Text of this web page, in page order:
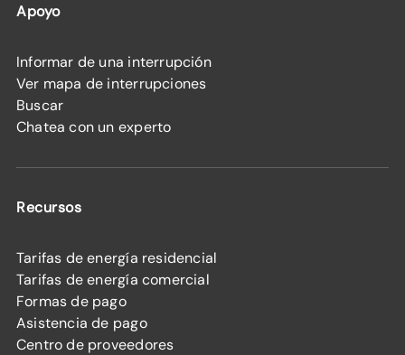
Apoyo
Informar de una interrupción
Ver mapa de interrupciones
Buscar
Chatea con un experto
Recursos
Tarifas de energía residencial
Tarifas de energía comercial
Formas de pago
Asistencia de pago
Centro de proveedores